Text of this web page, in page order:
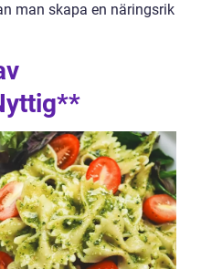
man skapa en näringsrik